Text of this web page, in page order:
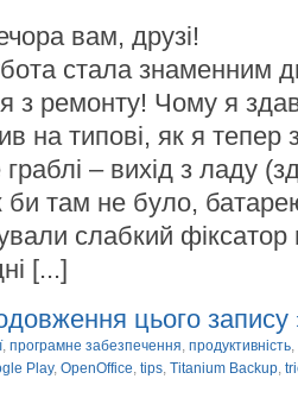
вам, друзі!
стала знаменним
з ремонту! Чому я
на типові, як я тепер
– вихід з ладу
би там не було,
слабкий фіксатор
[...]
цього запису
, програмне забезпечення, продуктивність,
Play, OpenOffice, tips, Titanium Backup,